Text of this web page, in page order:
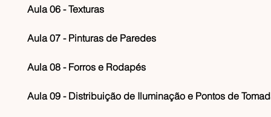
Aula 06 - Texturas
Aula 07 - Pinturas de Paredes
Aula 08 - Forros e Rodapés
Aula 09 - Distribuição de Iluminação e Pontos de